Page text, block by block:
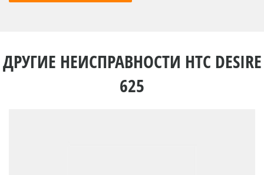
ДРУГИЕ НЕИСПРАВНОСТИ HTC DESIRE
625